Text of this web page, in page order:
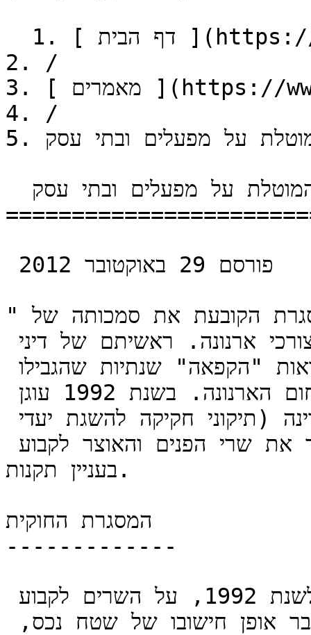
2. /
3. [ מאמרים ](https://www.yaellaw.co.il/articles)
4. /
5. דיני ההקפאה בארנונה המוטלת על מפעלים ובתי עסק
"דיני ההקפאה" הוא מונח המתייחס למסגרת הקובעת את סמכותה של
בעניין תקנות.
המסגרת החוקית
-------------